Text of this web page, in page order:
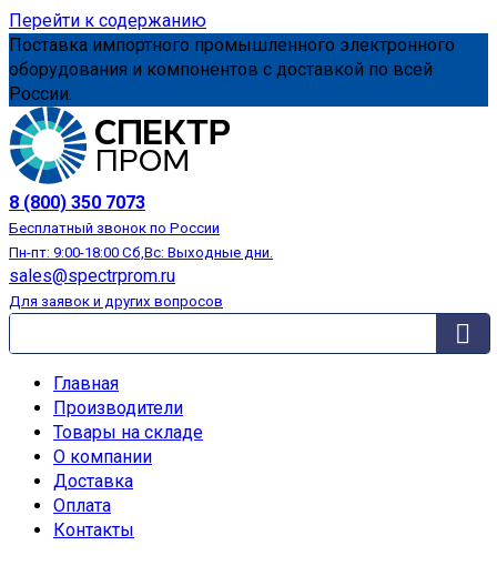
Перейти к содержанию
Поставка импортного промышленного электронного
оборудования и компонентов с доставкой по всей
России.
8 (800) 350 7073
Бесплатный звонок по России
Пн-пт: 9:00-18:00 Сб,Вс: Выходные дни.
sales@spectrprom.ru
Для заявок и других вопросов
Главная
Производители
Товары на складе
О компании
Доставка
Оплата
Контакты